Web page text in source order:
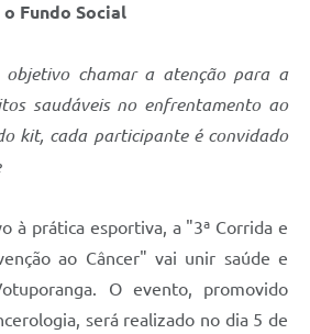
Fundo Social
objetivo chamar a atenção para a
saudáveis no enfrentamento ao
kit, cada participante é convidado
à prática esportiva, a "3ª Corrida e
ao Câncer" vai unir saúde e
O evento, promovido
será realizado no dia 5 de